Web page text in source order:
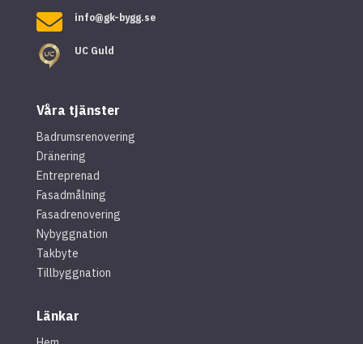
 info@gk-bygg.se
UC Guld
Våra tjänster
Badrumsrenovering
Dränering
Entreprenad
Fasadmålning
Fasadrenovering
Nybyggnation
Takbyte
Tillbyggnation
Länkar